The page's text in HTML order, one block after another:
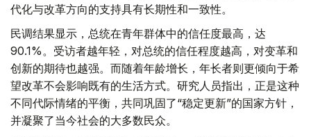
代化与改革方向的支持具有长期性和一致性。
民调结果显示，总统在青年群体中的信任度最高，达
90.1%。受访者越年轻，对总统的信任程度越高，对变革和
创新的期待也越强。而随着年龄增长，年长者则更倾向于希
望改革不会影响既有的生活方式。研究人员指出，正是这种
不同代际情绪的平衡，共同巩固了“稳定更新”的国家方针，
并凝聚了当今社会的大多数民众。